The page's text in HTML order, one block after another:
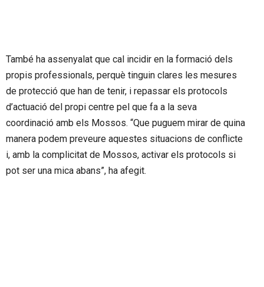
També ha assenyalat que cal incidir en la formació dels
propis professionals, perquè tinguin clares les mesures
de protecció que han de tenir, i repassar els protocols
d’actuació del propi centre pel que fa a la seva
coordinació amb els Mossos. “Que puguem mirar de quina
manera podem preveure aquestes situacions de conflicte
i, amb la complicitat de Mossos, activar els protocols si
pot ser una mica abans”, ha afegit.